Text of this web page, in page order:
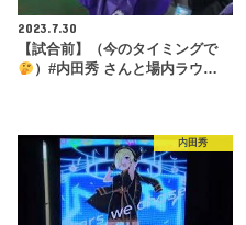
2023.7.30
【試合前】（今のタイミングで
）#内田秀 さんと場内ラウ…
内田秀